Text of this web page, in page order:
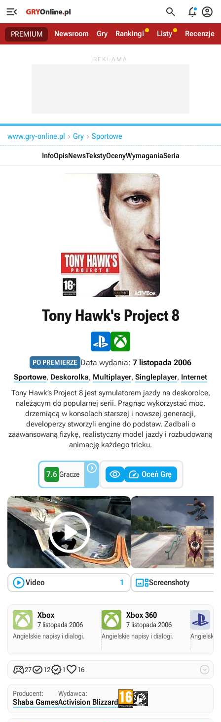
   
PREMIUM Newsroom Gry Rankingi Listy Recenzje
www.gry-online.pl  Gry  Sportowe
InfoOpisNewsTekstyOcenyWymaganiaSeria
Tony Hawk's Project 8
PO PREMIERZE Data wydania: 7 listopada 2006
Sportowe, Deskorolka, Multiplayer, Singleplayer, Internet
Tony Hawk’s Project 8 jest symulatorem jazdy na deskorolce,
należącym do popularnej serii. Pragnąc wykorzystać moc,
drzemiącą w konsolach starszej i nowszej generacji,
developerzy stworzyli engine do podstaw. Zadbali o
zaawansowaną fizykę, realistyczny model jazdy i rozbudowaną
animację każdego tricku.
7.6 Gracze    Oceń Grę

Video 1 Screenshoty
Xbox
7 listopada 2006
Angielskie napisy i dialogi.
Xbox 360
7 listopada 2006
Angielskie napisy i dialogi.
Angielskie
27121 16 
Producent:
Shaba Games
Wydawca:
Activision Blizzard